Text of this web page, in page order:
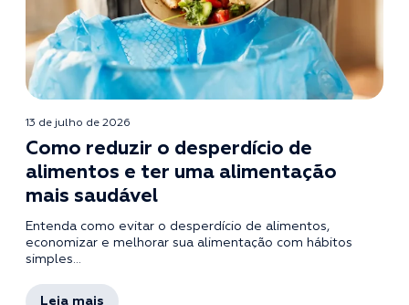
13 de julho de 2026
Como reduzir o desperdício de
alimentos e ter uma alimentação
mais saudável
Entenda como evitar o desperdício de alimentos,
economizar e melhorar sua alimentação com hábitos
simples...
Leia mais